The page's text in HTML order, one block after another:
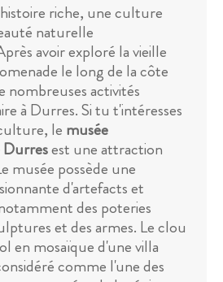
riche, une culture
naturelle
avoir exploré la vieille
le long de la côte
nombreuses activités
à Durres. Si tu t'intéresses
le musée
est une attraction
musée possède une
d'artefacts et
des poteries
et des armes. Le clou
en mosaïque d'une villa
comme l'une des